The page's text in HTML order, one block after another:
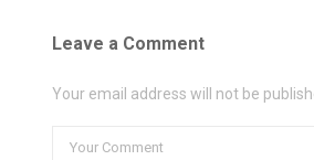
Leave a Comment
Your email address will not be